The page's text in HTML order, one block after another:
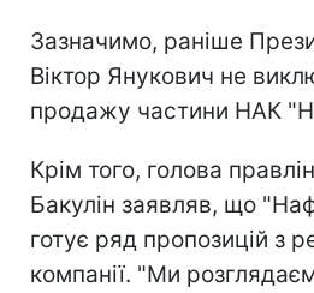
Зазначимо, раніше
Віктор Янукович не
продажу частини НАК
Крім того, голова
Бакулін заявляв, що
готує ряд пропозицій з
компанії. "Ми